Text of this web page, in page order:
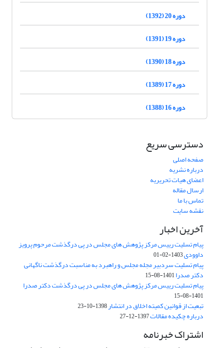
دوره 20 (1392)
دوره 19 (1391)
دوره 18 (1390)
دوره 17 (1389)
دوره 16 (1388)
دسترسی سریع
صفحه اصلی
درباره نشریه
اعضای هیات تحریریه
ارسال مقاله
تماس با ما
نقشه سایت
آخرین اخبار
پیام تسلیت رییس مرکز پژوهش های مجلس در پی درگذشت مرحوم پرویز
داوودی1403-02-01
پیام تسلیت سردبیر مجله مجلس و راهبرد به مناسبت درگذشت ناگهانی
دکتر صدرا1401-08-15
پیام تسلیت رییس مرکز پژوهش های مجلس در پی درگذشت دکتر صدرا
1401-08-15
تبعیت از قوانین کمیته اخلاق در انتشار1398-10-23
درباره چکیده مقالات1397-12-27
اشتراک خبرنامه